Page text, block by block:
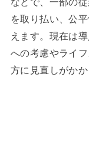
を取り払い、公
えます。 現在は
への考慮やライ
方に見直しがか